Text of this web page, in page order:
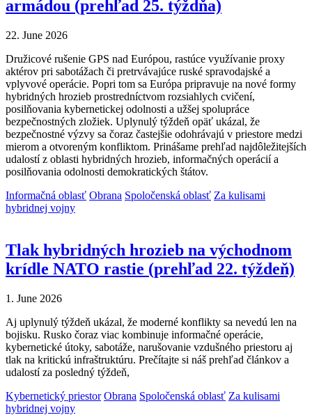
armádou (prehľad 25. týždňa)
22. June 2026
Družicové rušenie GPS nad Európou, rastúce využívanie proxy
aktérov pri sabotážach či pretrvávajúce ruské spravodajské a
vplyvové operácie. Popri tom sa Európa pripravuje na nové formy
hybridných hrozieb prostredníctvom rozsiahlych cvičení,
posilňovania kybernetickej odolnosti a užšej spolupráce
bezpečnostných zložiek. Uplynulý týždeň opäť ukázal, že
bezpečnostné výzvy sa čoraz častejšie odohrávajú v priestore medzi
mierom a otvoreným konfliktom. Prinášame prehľad najdôležitejších
udalostí z oblasti hybridných hrozieb, informačných operácií a
posilňovania odolnosti demokratických štátov.
Informačná oblasť Obrana Spoločenská oblasť Za kulisami
hybridnej vojny
Tlak hybridných hrozieb na východnom
krídle NATO rastie (prehľad 22. týždeň)
1. June 2026
Aj uplynulý týždeň ukázal, že moderné konflikty sa nevedú len na
bojisku. Rusko čoraz viac kombinuje informačné operácie,
kybernetické útoky, sabotáže, narušovanie vzdušného priestoru aj
tlak na kritickú infraštruktúru. Prečítajte si náš prehľad článkov a
udalostí za posledný týždeň,
Kybernetický priestor Obrana Spoločenská oblasť Za kulisami
hybridnej vojny